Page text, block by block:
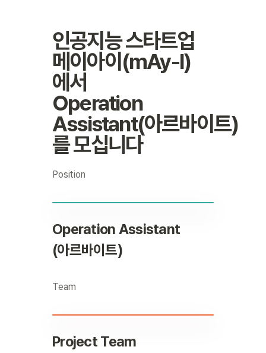
인공지능 스타트업
메이아이(mAy-I)
에서
Operation
Assistant(아르바이트)
를 모십니다
Position
Operation Assistant
(아르바이트)
Team
Project Team